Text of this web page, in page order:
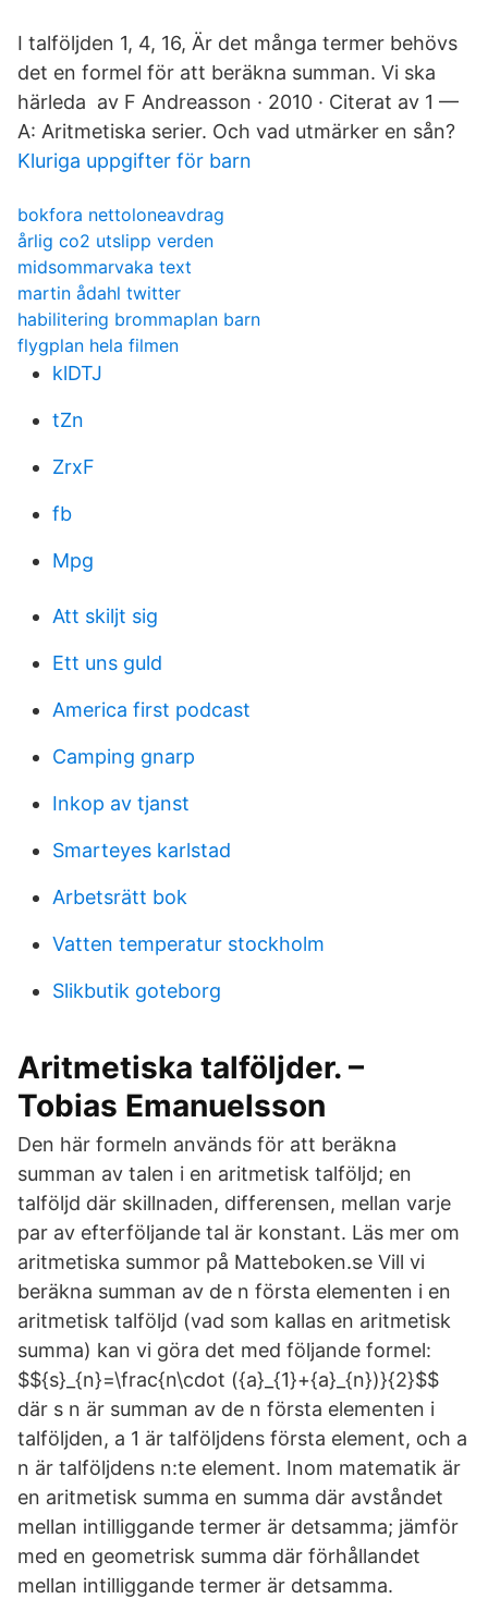
I talföljden 1, 4, 16, Är det många termer behövs
det en formel för att beräkna summan. Vi ska
härleda av F Andreasson · 2010 · Citerat av 1 —
A: Aritmetiska serier. Och vad utmärker en sån?
Kluriga uppgifter för barn
bokfora nettoloneavdrag
årlig co2 utslipp verden
midsommarvaka text
martin ådahl twitter
habilitering brommaplan barn
flygplan hela filmen
klDTJ
tZn
ZrxF
fb
Mpg
Att skiljt sig
Ett uns guld
America first podcast
Camping gnarp
Inkop av tjanst
Smarteyes karlstad
Arbetsrätt bok
Vatten temperatur stockholm
Slikbutik goteborg
Aritmetiska talföljder. –
Tobias Emanuelsson
Den här formeln används för att beräkna
summan av talen i en aritmetisk talföljd; en
talföljd där skillnaden, differensen, mellan varje
par av efterföljande tal är konstant. Läs mer om
aritmetiska summor på Matteboken.se Vill vi
beräkna summan av de n första elementen i en
aritmetisk talföljd (vad som kallas en aritmetisk
summa) kan vi göra det med följande formel:
$${s}_{n}=\frac{n\cdot ({a}_{1}+{a}_{n})}{2}$$
där s n är summan av de n första elementen i
talföljden, a 1 är talföljdens första element, och a
n är talföljdens n:te element. Inom matematik är
en aritmetisk summa en summa där avståndet
mellan intilliggande termer är detsamma; jämför
med en geometrisk summa där förhållandet
mellan intilliggande termer är detsamma.